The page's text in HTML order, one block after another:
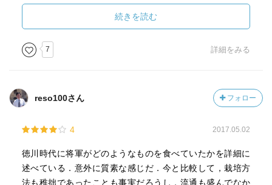
戦国時代の戦いの合間での食は、平穏を迎えた江戸時代で
も
受け継がれ、日常は食事も食類も質素。
将軍、御台所の食事、御膳所の役人について。
と。
食材仕入れの問屋、献上品、行事の食べ物、台所役人の役
知識が並び、将軍の食や酒でのエピソードへ。
続いて大名家の殿様の食卓の様子。
大名家の献立は将軍家を手本とした質素なもの。
だが、水戸徳川家の光圀や斉昭、島津家の重豪や
続きを読む
7 詳細をみる
reso100さん フォロー
4 2017.05.02
徳川時代に将軍がどのようなものを食べていたかを詳細に
述べている．意外に質素な感じだ．今と比較して，栽培方
法も稚拙であったことも事実だろうし，流通も盛んでなか